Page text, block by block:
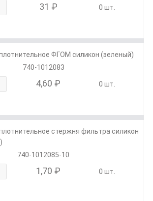
31 ₽ 0 шт.
ФГОМ силикон (зеленый)
740-1012083
4,60 ₽ 0 шт.
стержня фильтра силикон
740-1012085-10
1,70 ₽ 0 шт.